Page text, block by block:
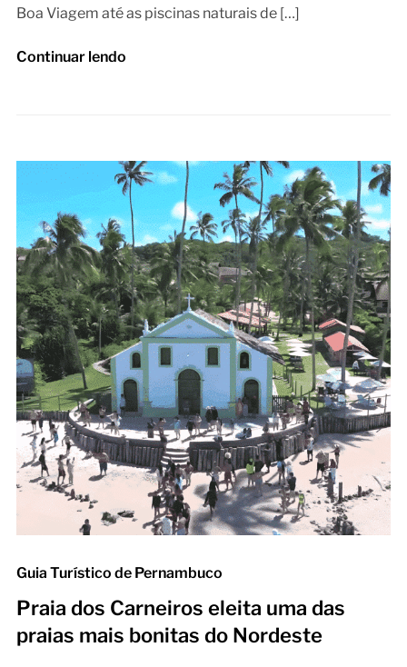
Boa Viagem até as piscinas naturais de […]
Continuar lendo
Guia Turístico de Pernambuco
Praia dos Carneiros eleita uma das
praias mais bonitas do Nordeste